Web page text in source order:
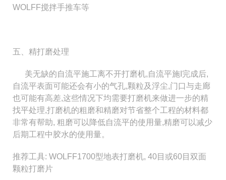
WOLFF搅拌手推车等
五、精打磨处理
美无缺的自流平施工离不开打磨机,自流平施I完成后,
自流平表面可能还会有小的气孔,颗粒及浮尘,门口与走廊
也可能有高差,这些情况下均需要打磨机来做进一步的精
找平处理,打磨机的粗磨和精磨对节省整个工程的材料都
非常有帮助, 粗磨可以降低自流平的使用量,精磨可以减少
后期工程中胶水的使用量。
推荐工具: WOLFF1700型地表打磨机, 40目或60目双面
颗粒打磨片